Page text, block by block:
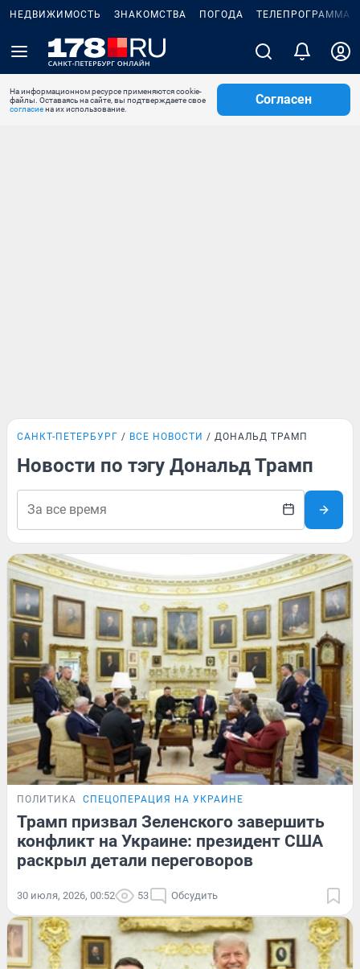
НЕДВИЖИМОСТЬ ЗНАКОМСТВА ПОГОДА ТЕЛЕПРОГРАММА
На информационном ресурсе применяются cookie-
файлы. Оставаясь на сайте, вы подтверждаете свое
согласиена их использование.
Согласен
САНКТ-ПЕТЕРБУРГ ВСЕ НОВОСТИ ДОНАЛЬД ТРАМП
Новости по тэгу Дональд Трамп
ПОЛИТИКА СПЕЦОПЕРАЦИЯ НА УКРАИНЕ
Трамп призвал Зеленского завершить
конфликт на Украине: президент США
раскрыл детали переговоров
30 июля, 2026, 00:52 53 Обсудить